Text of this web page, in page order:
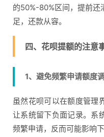
的50%-80%区间，提前还
足，还款从容。
四、花呗提额的注意
1、避免频繁申请额度
虽然花呗可以在额度管理
让系统留下负面记录。系
频繁申请，反而可能影响